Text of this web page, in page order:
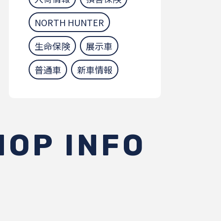
NORTH HUNTER
生命保険
展示車
普通車
新車情報
INFO